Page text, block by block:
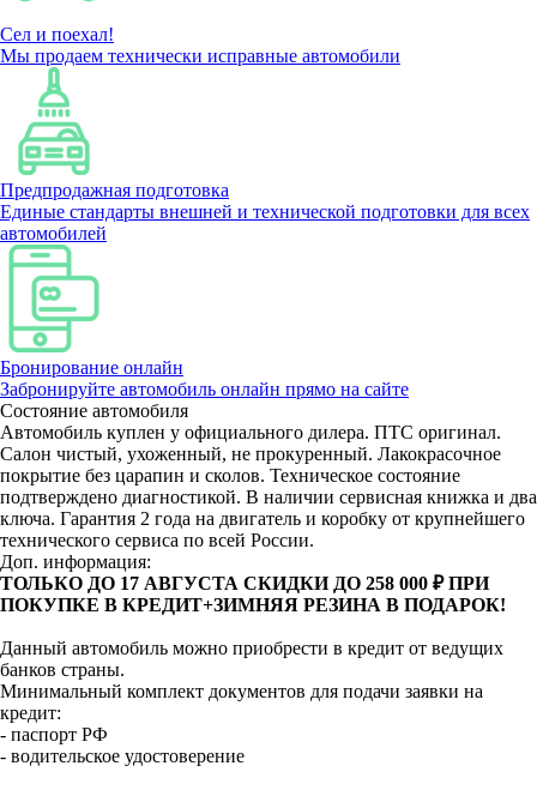
Сел и поехал!
Мы продаем технически исправные автомобили
Предпродажная подготовка
Единые стандарты внешней и технической подготовки для всех
автомобилей
Бронирование онлайн
Забронируйте автомобиль онлайн прямо на сайте
Состояние автомобиля
Автомобиль куплен у официального дилера. ПТС оригинал.
Салон чистый, ухоженный, не прокуренный. Лакокрасочное
покрытие без царапин и сколов. Техническое состояние
подтверждено диагностикой. В наличии сервисная книжка и два
ключа. Гарантия 2 года на двигатель и коробку от крупнейшего
технического сервиса по всей России.
Доп. информация:
ТОЛЬКО ДО 17 АВГУСТА СКИДКИ ДО 258 000 ₽ ПРИ
ПОКУПКЕ В КРЕДИТ+ЗИМНЯЯ РЕЗИНА В ПОДАРОК!
Данный автомобиль можно приобрести в кредит от ведущих
банков страны.
Минимальный комплект документов для подачи заявки на
кредит:
- паспорт РФ
- водительское удостоверение